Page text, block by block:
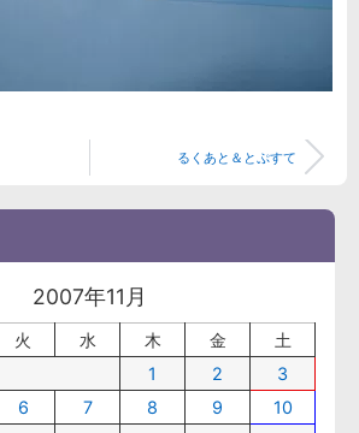
るくあと＆とぷすて
2007年11月
火 水 木 金
土
1
2
3
6 7 8 9
10